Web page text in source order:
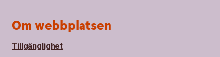
Om webbplatsen
Tillgänglighet